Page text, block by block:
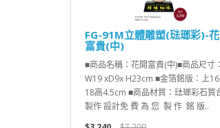
FG-91M立體雕塑(琺瑯彩)-
富貴(中)
■商品名稱：花開富貴(中)■商品尺寸：
W19 xD9x H23cm ■金箔銘版：上
18高4.5cm ■商品材質：琺瑯彩石質
製作 設計免 費 為 您 製 作 銘 版..